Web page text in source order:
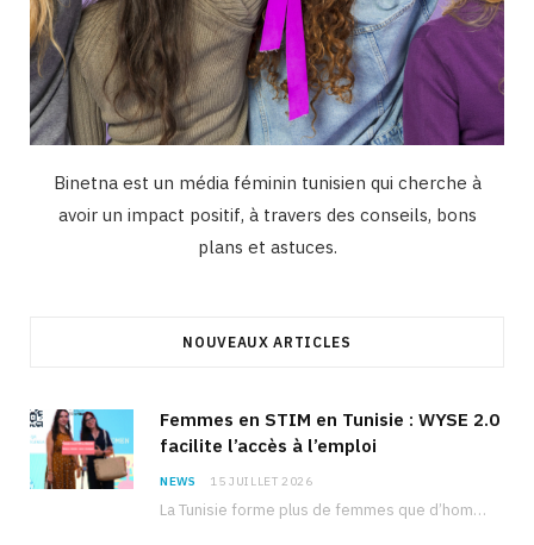
Binetna est un média féminin tunisien qui cherche à
avoir un impact positif, à travers des conseils, bons
plans et astuces.
NOUVEAUX ARTICLES
Femmes en STIM en Tunisie : WYSE 2.0
facilite l’accès à l’emploi
NEWS 15 JUILLET 2026
La Tunisie forme plus de femmes que d’hommes dans les filières scientifiques. Pourtant, pour beaucoup…